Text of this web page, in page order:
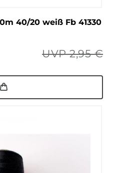
40/20 weiß Fb 41330
UVP 2,95 €